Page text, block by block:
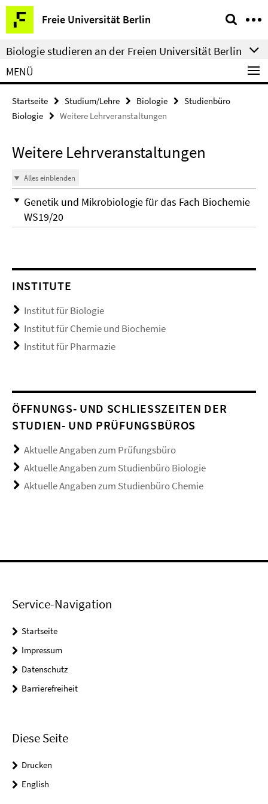
Springe
direkt
zu
Inhalt
Freie Universität Berlin
Service-
Navigation
Biologie studieren an der Freien Universität Berlin
MENÜ
Startseite Studium/Lehre Biologie
Studienbüro
Biologie
Weitere Lehrveranstaltungen
Weitere Lehrveranstaltungen
Alles einblenden
Genetik und Mikrobiologie für das Fach Biochemie
WS19/20
INSTITUTE
Institut für Biologie
Institut für Chemie und Biochemie
Institut für Pharmazie
ÖFFNUNGS- UND SCHLIESSZEITEN DER S
TUDIEN- UND PRÜFUNGSBÜROS
Aktuelle Angaben zum Prüfungsbüro
Aktuelle Angaben zum Studienbüro Biologie
Aktuelle Angaben zum Studienbüro Chemie
Service-Navigation
Startseite
Impressum
Datenschutz
Barrierefreiheit
Diese Seite
Drucken
English